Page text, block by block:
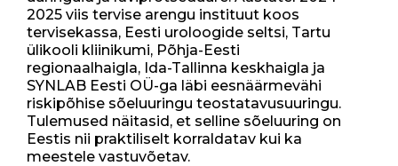
2025 viis tervise arengu instituut koos
tervisekassa, Eesti uroloogide seltsi, Tartu
ülikooli kliinikumi, Põhja-Eesti
regionaalhaigla, Ida-Tallinna keskhaigla ja
SYNLAB Eesti OÜ-ga läbi eesnäärmevähi
riskipõhise sõeluuringu teostatavusuuringu.
Tulemused näitasid, et selline sõeluuring on
Eestis nii praktiliselt korraldatav kui ka
meestele vastuvõetav.